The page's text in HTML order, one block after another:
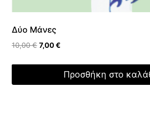
Δύο Μάνες
10,00€ Original
10,00 €.
7,00€
είναι:
Προσθήκη στο